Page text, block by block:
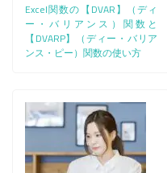
Excel関数の【DVAR】（ディ
ー・バリアンス）関数と
【DVARP】（ディー・バリア
ンス・ピー）関数の使い方